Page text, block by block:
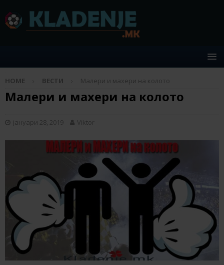
HOME ВЕСТИ Малери и махери на колото
Малери и махери на колото
јануари 28, 2019 Viktor